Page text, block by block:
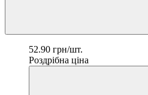
52.90 грн/шт.
Роздрібна ціна